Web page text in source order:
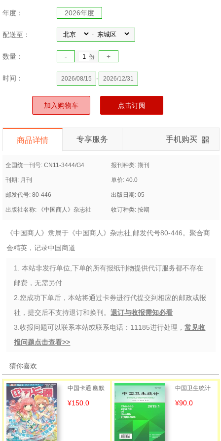
年度： 2026年度
配送至： -
数量： - 份 +
时间： 2026/08/15 - 2026/12/31
加入购物车 点击订阅
商品详情 专享服务 手机购买
全国统一刊号: CN11-3444/G4 报刊种类: 期刊
刊期: 月刊 单价: 40.0
邮发代号: 80-446 出版日期: 05
出版社名称: 《中国商人》杂志社 收订种类: 按期
《中国商人》隶属于《中国商人》杂志社,邮发代号80-446。聚合商
会精英，记录中国商道
1. 本站非发行单位,下单的所有报纸刊物提供代订服务都不存在
邮费，无需另付
2.您成功下单后，本站将通过卡券进行代提交到相应的邮政或报
社，提交后不支持退订和换刊。退订与收报需知必看
3.收报问题可以联系本站或联系电话：11185进行处理，常见收
报问题点击查看>>
猜你喜欢
中国卡通.幽默
谜趣版
¥150.0
中国卫生统计
¥90.0